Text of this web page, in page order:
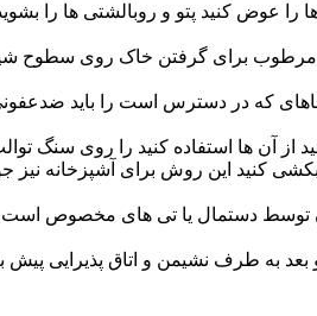
عوض کنید پتو و روبالشتی ها را
مرطوب برای گرفتن خاک روی
که در دسترس است را باید
از آن ها استفاده کنید را روی سنگ
کنید این روش برای آشپزخانه
دستمال یا تی های مخصوص است
طرف نشیمن و اتاق پذیرایی پیش